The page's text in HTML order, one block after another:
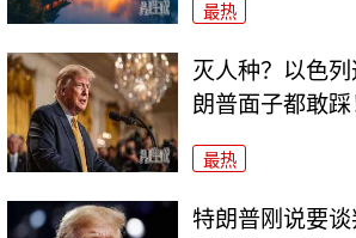
最热
灭人种？以色
朗普面子都敢踩
最热
特朗普刚说要